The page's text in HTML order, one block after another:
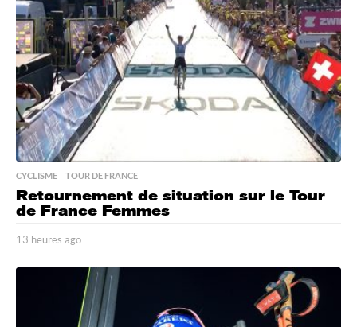
a
g
o
CYCLISME ,TOUR DE FRANCE
Retournement de situation sur le Tour
de France Femmes
13 heures ago
h
e
u
r